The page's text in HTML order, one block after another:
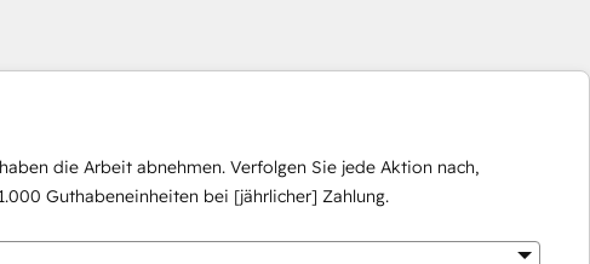
die Arbeit abnehmen. Verfolgen Sie jede Aktion nach,
1.000 Guthabeneinheiten bei [jährlicher] Zahlung.